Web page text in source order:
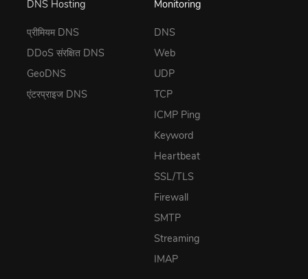
DNS Hosting
प्रीमियम DNS
DDoS संरक्षित DNS
GeoDNS
एंटरप्राइज DNS
Monitoring
DNS
Web
UDP
TCP
ICMP Ping
Keyword
Heartbeat
SSL/TLS
Firewall
SMTP
Streaming
IMAP